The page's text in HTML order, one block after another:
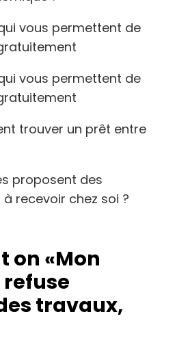
vous permettent de
vous permettent de
trouver un prêt entre
proposent des
recevoir chez soi ?
on «Mon
travaux,